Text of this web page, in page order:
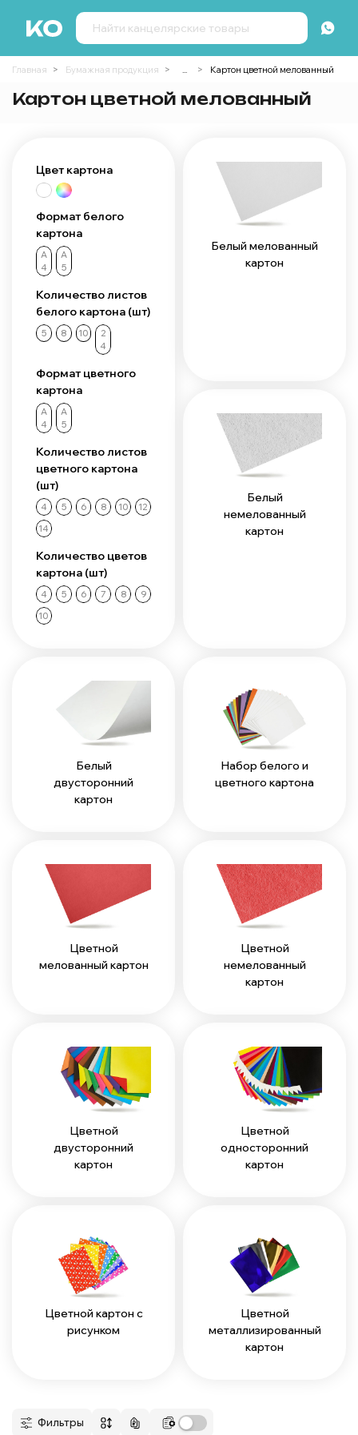
Главная Бумажная продукция ... Картон цветной мелованный
Картон цветной мелованный
Цвет картона
Формат белого
картона
А
4
А
5
Количество листов
белого картона (шт)
5 8 10
2
4
Формат цветного
картона
А
4
А
5
Количество листов
цветного картона
(шт)
4 5 6 8 10
12
14
Количество цветов
картона (шт)
4 5 6 7 8
9
10
Белый мелованный
картон
Белый
немелованный
картон
Белый
двусторонний
картон
Набор белого и
цветного картона
Цветной
мелованный картон
Цветной
немелованный
картон
Цветной
двусторонний
картон
Цветной
односторонний
картон
Цветной картон с
рисунком
Цветной
металлизированный
картон
Фильтры